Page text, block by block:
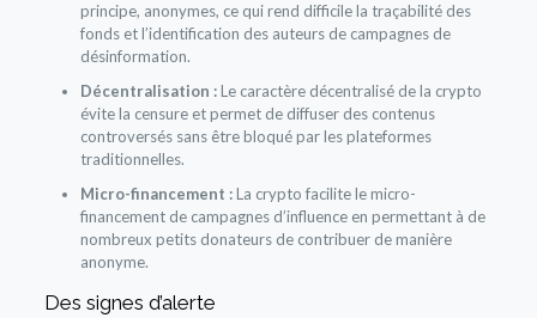
principe, anonymes, ce qui rend difficile la traçabilité des
fonds et l’identification des auteurs de campagnes de
désinformation.
Décentralisation :Le caractère décentralisé de la crypto
évite la censure et permet de diffuser des contenus
controversés sans être bloqué par les plateformes
traditionnelles.
Micro-financement :La crypto facilite le micro-
financement de campagnes d’influence en permettant à de
nombreux petits donateurs de contribuer de manière
anonyme.
Des signes d’alerte